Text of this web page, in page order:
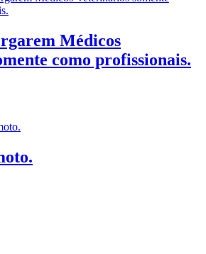
Médicos
como profissionais.